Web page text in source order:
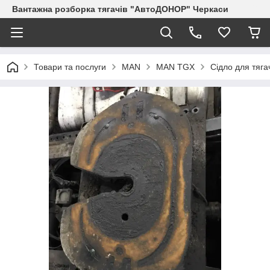
Вантажна розборка тягачів "АвтоДОНОР" Черкаси
Товари та послуги MAN MAN TGX Сідло для